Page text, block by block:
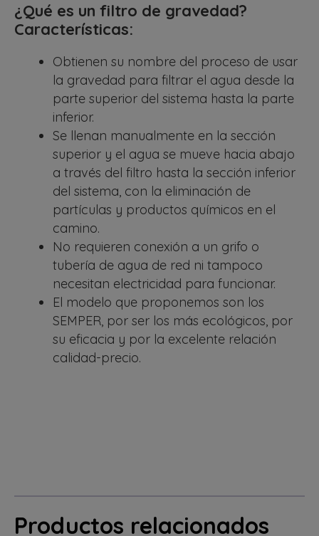
¿Qué es un filtro de gravedad?
Características:
Obtienen su nombre del proceso de usar
la gravedad para filtrar el agua desde la
parte superior del sistema hasta la parte
inferior.
Se llenan manualmente en la sección
superior y el agua se mueve hacia abajo
a través del filtro hasta la sección inferior
del sistema, con la eliminación de
partículas y productos químicos en el
camino.
No requieren conexión a un grifo o
tubería de agua de red ni tampoco
necesitan electricidad para funcionar.
El modelo que proponemos son los
SEMPER, por ser los más ecológicos, por
su eficacia y por la excelente relación
calidad-precio.
Productos relacionados